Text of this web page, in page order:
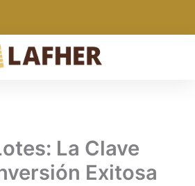
La Clave
Exitosa